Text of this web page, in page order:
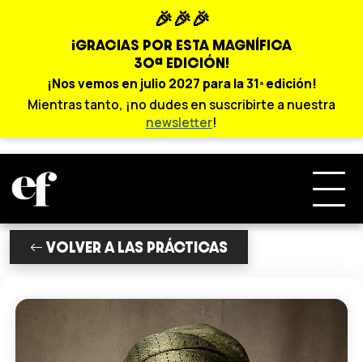
🎉🎉🎉
¡GRACIAS POR ESTA MAGNÍFICA
30ª EDICIÓN!
¡Nos vemos en julio 2027 para la 31ª edición!
Mientras tanto, ¡no dudes en suscribirte a nuestra
newsletter!
VOLVER A LAS PRÁCTICAS